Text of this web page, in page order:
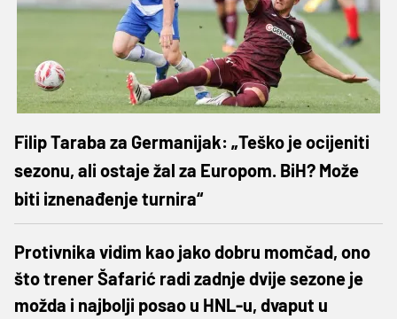
Filip Taraba za Germanijak: „Teško je ocijeniti
sezonu, ali ostaje žal za Europom. BiH? Može
biti iznenađenje turnira“
Protivnika vidim kao jako dobru momčad, ono
što trener Šafarić radi zadnje dvije sezone je
možda i najbolji posao u HNL-u, dvaput u